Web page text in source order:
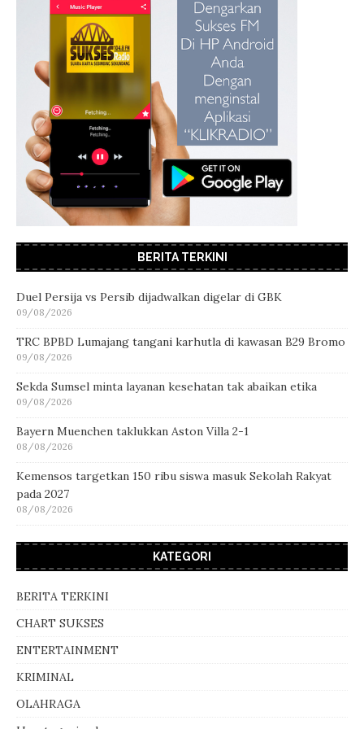
BERITA TERKINI
Duel Persija vs Persib dijadwalkan digelar di GBK
09/08/2026
TRC BPBD Lumajang tangani karhutla di kawasan B29 Bromo
09/08/2026
Sekda Sumsel minta layanan kesehatan tak abaikan etika
09/08/2026
Bayern Muenchen taklukkan Aston Villa 2-1
08/08/2026
Kemensos targetkan 150 ribu siswa masuk Sekolah Rakyat
pada 2027
08/08/2026
KATEGORI
BERITA TERKINI
CHART SUKSES
ENTERTAINMENT
KRIMINAL
OLAHRAGA